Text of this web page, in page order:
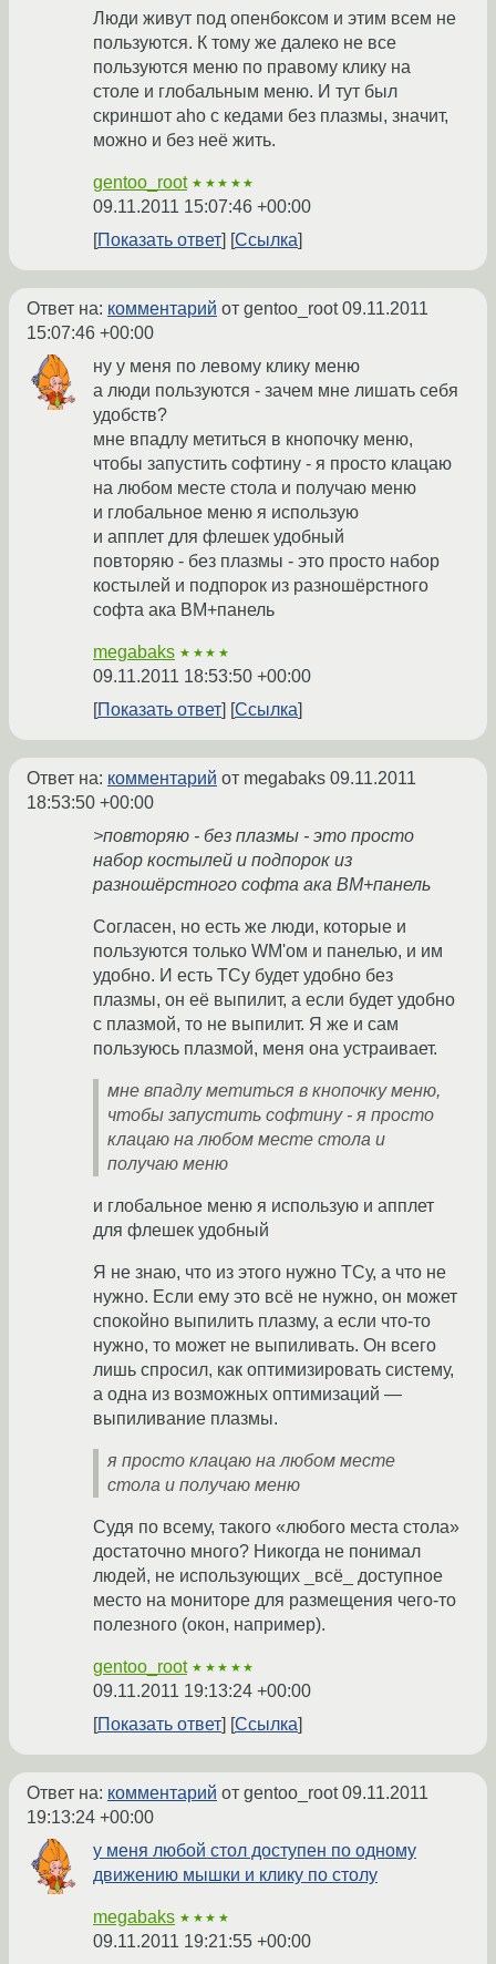
Люди живут под опенбоксом и этим всем не
пользуются. К тому же далеко не все
пользуются меню по правому клику на
столе и глобальным меню. И тут был
скриншот aho с кедами без плазмы, значит,
можно и без неё жить.
gentoo_root ★★★★★
09.11.2011 15:07:46 +00:00
Показать ответ
Ссылка
Ответ на: комментарий от gentoo_root09.11.2011
15:07:46 +00:00
ну у меня по левому клику меню
а люди пользуются - зачем мне лишать себя
удобств?
мне впадлу метиться в кнопочку меню,
чтобы запустить софтину - я просто клацаю
на любом месте стола и получаю меню
и глобальное меню я использую
и апплет для флешек удобный
повторяю - без плазмы - это просто набор
костылей и подпорок из разношёрстного
софта ака ВМ+панель
megabaks ★★★★
09.11.2011 18:53:50 +00:00
Показать ответ
Ссылка
Ответ на: комментарий от megabaks 09.11.2011
18:53:50 +00:00
>повторяю - без плазмы - это просто
набор костылей и подпорок из
разношёрстного софта ака ВМ+панель
Согласен, но есть же люди, которые и
пользуются только WM'ом и панелью, и им
удобно. И есть ТСу будет удобно без
плазмы, он её выпилит, а если будет удобно
с плазмой, то не выпилит. Я же и сам
пользуюсь плазмой, меня она устраивает.
мне впадлу метиться в кнопочку меню,
чтобы запустить софтину - я просто
клацаю на любом месте стола и
получаю меню
и глобальное меню я использую и апплет
для флешек удобный
Я не знаю, что из этого нужно ТСу, а что не
нужно. Если ему это всё не нужно, он может
спокойно выпилить плазму, а если что-то
нужно, то может не выпиливать. Он всего
лишь спросил, как оптимизировать систему,
а одна из возможных оптимизаций —
выпиливание плазмы.
я просто клацаю на любом месте
стола и получаю меню
Судя по всему, такого «любого места стола»
достаточно много? Никогда не понимал
людей, не использующих _всё_ доступное
место на мониторе для размещения чего-то
полезного (окон, например).
gentoo_root ★★★★★
09.11.2011 19:13:24 +00:00
Показать ответ
Ссылка
Ответ на: комментарий от gentoo_root09.11.2011
19:13:24 +00:00
у меня любой стол доступен по одному
движению мышки и клику по столу
megabaks ★★★★
09.11.2011 19:21:55 +00:00